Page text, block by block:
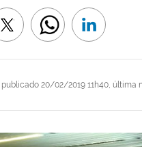
publicado20/02/2019 11h40, última